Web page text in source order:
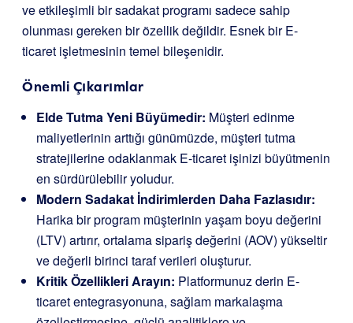
ve etkileşimli bir sadakat programı sadece sahip
olunması gereken bir özellik değildir. Esnek bir E-
ticaret işletmesinin temel bileşenidir.
Önemli Çıkarımlar
Elde Tutma Yeni Büyümedir: Müşteri edinme
maliyetlerinin arttığı günümüzde, müşteri tutma
stratejilerine odaklanmak E-ticaret işinizi büyütmenin
en sürdürülebilir yoludur.
Modern Sadakat İndirimlerden Daha Fazlasıdır:
Harika bir program müşterinin yaşam boyu değerini
(LTV) artırır, ortalama sipariş değerini (AOV) yükseltir
ve değerli birinci taraf verileri oluşturur.
Kritik Özellikleri Arayın: Platformunuz derin E-
ticaret entegrasyonuna, sağlam markalaşma